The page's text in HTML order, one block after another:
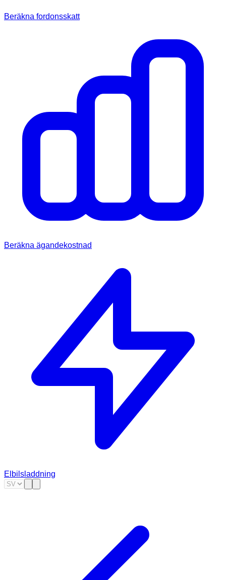
Beräkna fordonsskatt
Beräkna ägandekostnad
Elbilsladdning